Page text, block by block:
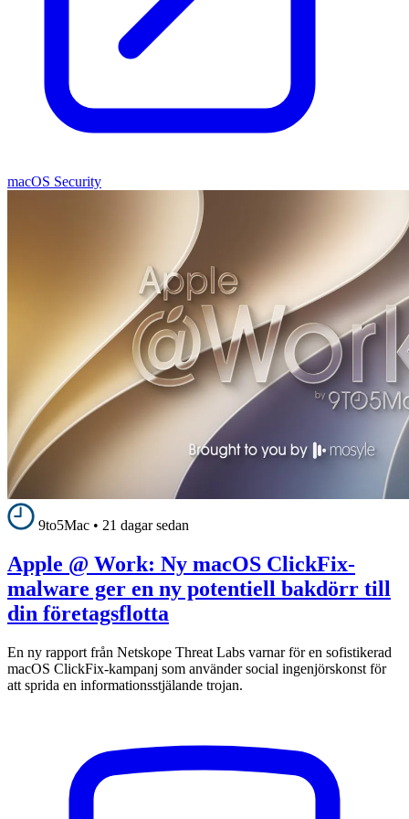
macOS Security
9to5Mac • 21 dagar sedan
Apple @ Work: Ny macOS ClickFix-
malware ger en ny potentiell bakdörr till
din företagsflotta
En ny rapport från Netskope Threat Labs varnar för en sofistikerad
macOS ClickFix-kampanj som använder social ingenjörskonst för
att sprida en informationsstjälande trojan.